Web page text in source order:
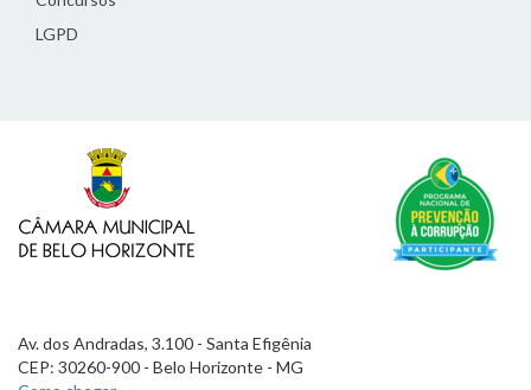
LGPD
Av. dos Andradas, 3.100 - Santa Efigênia
CEP: 30260-900 - Belo Horizonte - MG